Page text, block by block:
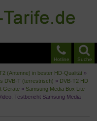
Suche
Hotline
(Antenne) in bester HD-Qualität »
DVB-T (terrestrisch) » DVB-T2 HD
Geräte » Samsung Media Box Lite
Testbericht Samsung Media